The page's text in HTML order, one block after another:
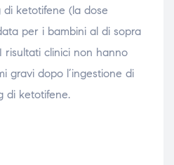
ketotifene (la dose
per i bambini al di sopra
risultati clinici non hanno
gravi dopo l’ingestione di
di ketotifene.